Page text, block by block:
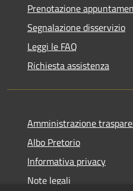
Prenotazione
Segnalazione disservizio
Leggi le FAQ
Richiesta assistenza
Amministrazione
Albo Pretorio
Informativa privacy
Note legali